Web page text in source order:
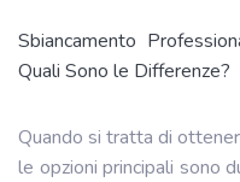
Sbiancamento
Quali Sono le Differenze?
Quando si tratta di
le opzioni principali sono